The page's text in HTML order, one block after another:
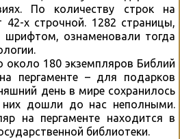
По количеству строк на
42-х строчной. 1282 страницы,
шрифтом, ознаменовали тогда
около 180 экземпляров Библий
пергаменте – для подарков
день в мире сохранилось
них дошли до нас неполными.
на пергаменте находится в
библиотеки.